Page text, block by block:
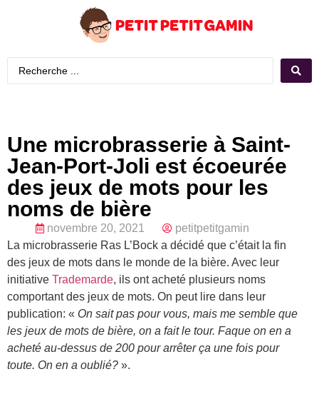
Une microbrasserie à Saint-
Jean-Port-Joli est écoeurée
des jeux de mots pour les
noms de bière
novembre 20, 2021
petitpetitgamin
La microbrasserie Ras L’Bock a décidé que c’était la fin
des jeux de mots dans le monde de la bière. Avec leur
initiative Trademarde, ils ont acheté plusieurs noms
comportant des jeux de mots. On peut lire dans leur
publication: « On sait pas pour vous, mais me semble que
les jeux de mots de bière, on a fait le tour. Faque on en a
acheté au-dessus de 200 pour arrêter ça une fois pour
toute. On en a oublié? ».